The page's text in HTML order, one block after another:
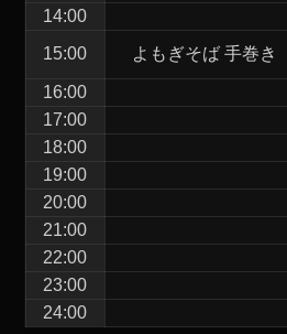
14:00
15:00
よもぎそば 手巻き
16:00
17:00
18:00
19:00
20:00
21:00
22:00
23:00
24:00